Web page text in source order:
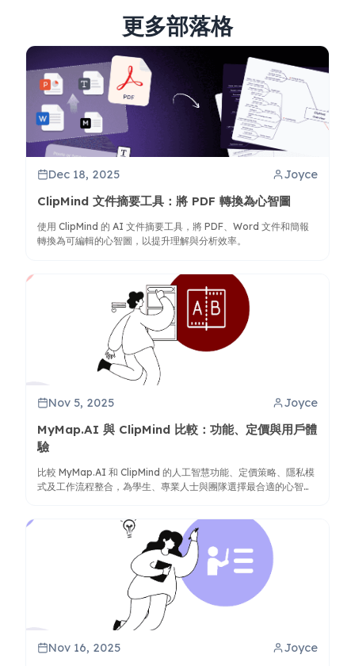
更多部落格
Dec 18, 2025 Joyce
ClipMind 文件摘要工具：將 PDF 轉換為心智圖
使用 ClipMind 的 AI 文件摘要工具，將 PDF、Word 文件和簡報
轉換為可編輯的心智圖，以提升理解與分析效率。
Nov 5, 2025 Joyce
MyMap.AI 與 ClipMind 比較：功能、定價與用戶體
驗
比較 MyMap.AI 和 ClipMind 的人工智慧功能、定價策略、隱私模
式及工作流程整合，為學生、專業人士與團隊選擇最合適的心智圖
Nov 16, 2025 Joyce